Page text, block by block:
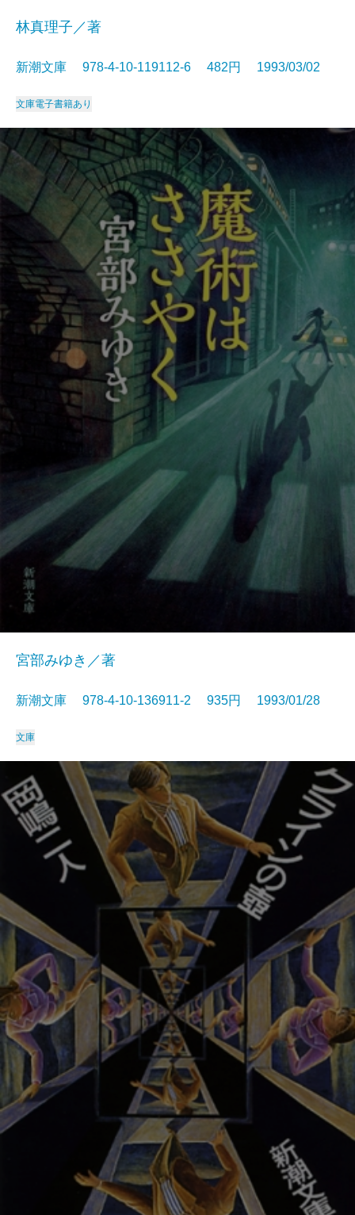
林真理子／著
新潮文庫 978-4-10-119112-6 482円 1993/03/02
文庫電子書籍あり
宮部みゆき／著
新潮文庫 978-4-10-136911-2 935円 1993/01/28
文庫